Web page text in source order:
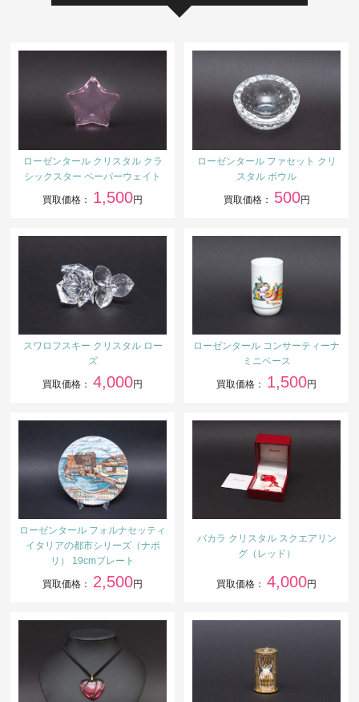
ローゼンタール クリスタル クラ
シックスター ペーパーウェイト
買取価格： 1,500円
ローゼンタール ファセット クリ
スタル ボウル
買取価格： 500円
スワロフスキー クリスタル ロー
ズ
買取価格： 4,000円
ローゼンタール コンサーティーナ
ミニベース
買取価格： 1,500円
ローゼンタール フォルナセッティ
イタリアの都市シリーズ（ナポ
リ） 19cmプレート
買取価格： 2,500円
バカラ クリスタル スクエアリン
グ（レッド）
買取価格： 4,000円